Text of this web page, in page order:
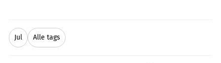
Jul Alle tags